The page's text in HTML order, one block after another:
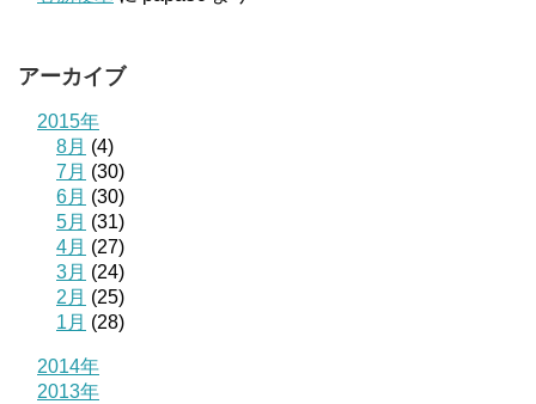
アーカイブ
2015年
8月 (4)
7月 (30)
6月 (30)
5月 (31)
4月 (27)
3月 (24)
2月 (25)
1月 (28)
2014年
2013年